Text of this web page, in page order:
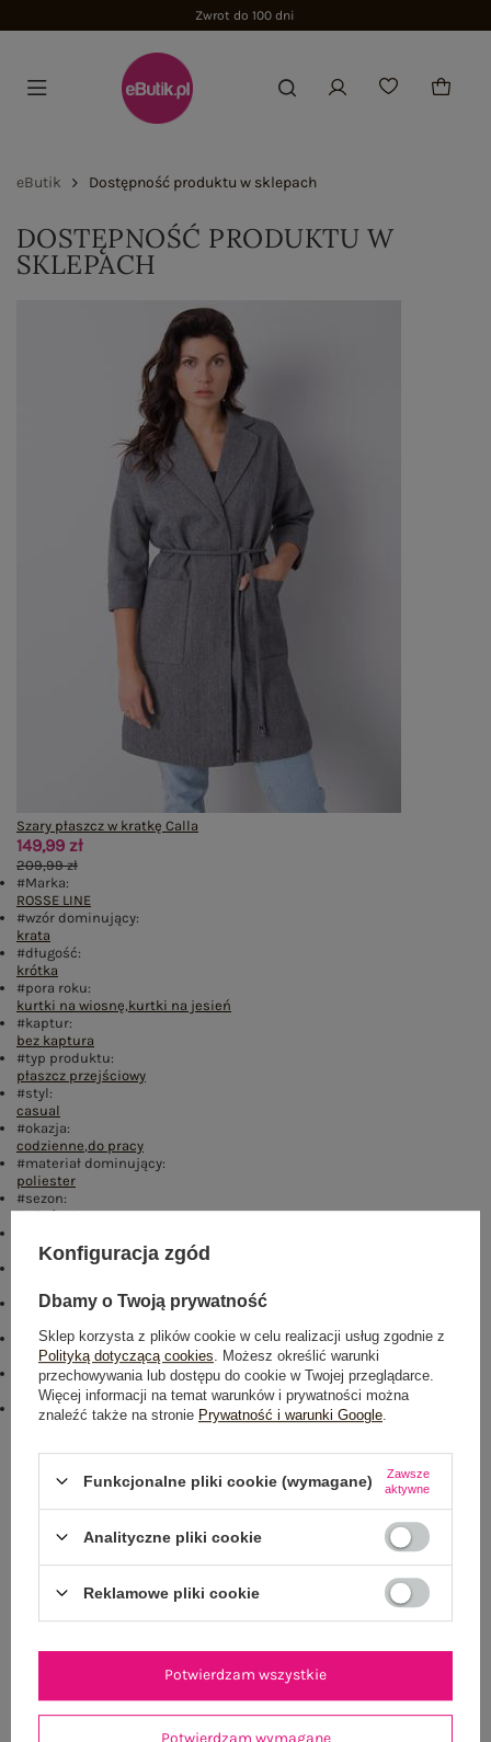
Zwrot do 100 dni
eButik Dostępność produktu w sklepach
DOSTĘPNOŚĆ PRODUKTU W
SKLEPACH
Szary płaszcz w kratkę Calla
149,99 zł
209,99 zł
#Marka:
ROSSE LINE
#wzór dominujący:
krata
#długość:
krótka
#pora roku:
kurtki na wiosnę,kurtki na jesień
#kaptur:
bez kaptura
#typ produktu:
płaszcz przejściowy
#styl:
casual
#okazja:
codzienne,do pracy
#materiał dominujący:
poliester
#sezon:
jesień,wiosna
nie dotyczy
#ocieplenie:
#rękaw:
#zapięcie:
wiązanie,zatrzask
#skład materiału :
100% poliester
#sposób prania :
Centrum Logistyczne Nadarzyn
Dostępny
Rozmiar: XL
Centrum Logistyczne Nadarzyn
Konfiguracja zgód
Dbamy o Twoją prywatność
Sklep korzysta z plików cookie w celu realizacji usług zgodnie z
Polityką dotyczącą cookies . Możesz określić warunki
przechowywania lub dostępu do cookie w Twojej przeglądarce.
Więcej informacji na temat warunków i prywatności można
znaleźć także na stronie Prywatność i warunki Google
Funkcjonalne pliki cookie (wymagane)
Zawsze
aktywne
Analityczne pliki cookie
Reklamowe pliki cookie
Potwierdzam wszystkie